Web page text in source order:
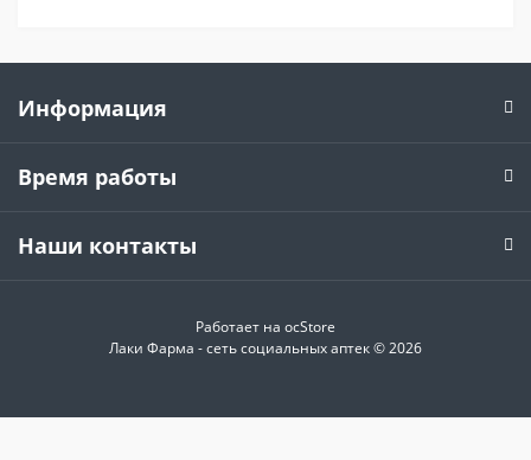
Информация
Время работы
Наши контакты
Работает на ocStore
Лаки Фарма - сеть социальных аптек © 2026